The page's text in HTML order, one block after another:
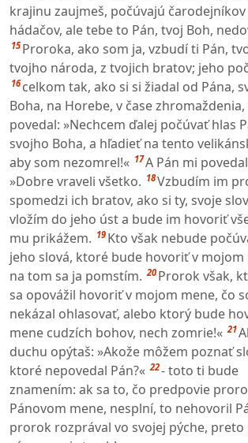
krajinu zaujmeš, počúvajú čarodejníkov
hádačov, ale tebe to Pán, tvoj Boh,
15 Proroka, ako som ja, vzbudí ti Pán,
tvojho národa, z tvojich bratov; jeho
16 celkom tak, ako si si žiadal od Pána,
Boha, na Horebe, v čase zhromaždenia,
povedal: »Nechcem ďalej počúvať hlas
svojho Boha, a hľadieť na tento
aby som nezomrel!« 17A Pán mi
»Dobre vraveli všetko. 18Vzbudím im
spomedzi ich bratov, ako si ty, svoje
vložím do jeho úst a bude im hovoriť
mu prikážem. 19 Kto však nebude
jeho slová, ktoré bude hovoriť v mojom
na tom sa ja pomstím. 20 Prorok však,
sa opovážil hovoriť v mojom mene, čo
nekázal ohlasovať, alebo ktorý bude
mene cudzích bohov, nech zomrie!« 21
duchu opýtaš: »Akože môžem poznať
ktoré nepovedal Pán?« 22- toto ti bude
znamením: ak sa to, čo predpovie
Pánovom mene, nesplní, to nehovoril
prorok rozprával vo svojej pýche, preto